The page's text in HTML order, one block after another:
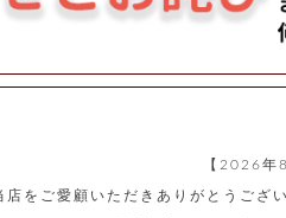
【2026年
店をご愛顧いただきありがとうござ